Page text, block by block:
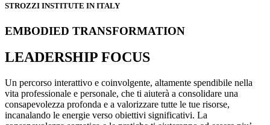
STROZZI INSTITUTE IN ITALY
EMBODIED TRANSFORMATION
LEADERSHIP FOCUS
Un percorso interattivo e coinvolgente, altamente spendibile nella
vita professionale e personale, che ti aiuterà a consolidare una
consapevolezza profonda e a valorizzare tutte le tue risorse,
incanalando le energie verso obiettivi significativi. La